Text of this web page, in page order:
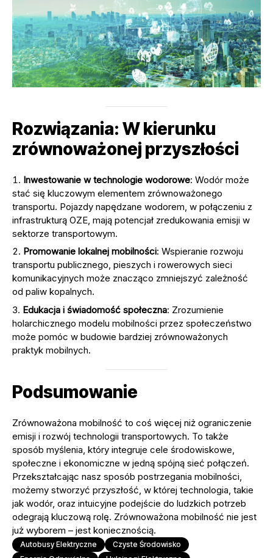
Rozwiązania: W kierunku
zrównoważonej przyszłości
Inwestowanie w technologie wodorowe: Wodór może
stać się kluczowym elementem zrównoważonego
transportu. Pojazdy napędzane wodorem, w połączeniu z
infrastrukturą OZE, mają potencjał zredukowania emisji w
sektorze transportowym.
Promowanie lokalnej mobilności: Wspieranie rozwoju
transportu publicznego, pieszych i rowerowych sieci
komunikacyjnych może znacząco zmniejszyć zależność
od paliw kopalnych.
Edukacja i świadomość społeczna: Zrozumienie
holarchicznego modelu mobilności przez społeczeństwo
może pomóc w budowie bardziej zrównoważonych
praktyk mobilnych.
Podsumowanie
Zrównoważona mobilność to coś więcej niż ograniczenie
emisji i rozwój technologii transportowych. To także
sposób myślenia, który integruje cele środowiskowe,
społeczne i ekonomiczne w jedną spójną sieć połączeń.
Przekształcając nasz sposób postrzegania mobilności,
możemy stworzyć przyszłość, w której technologia, takie
jak wodór, oraz intuicyjne podejście do ludzkich potrzeb
odegrają kluczową rolę. Zrównoważona mobilność nie jest
już wyborem – jest koniecznością.
Autobusy Elektryczne
Czyste Środowisko